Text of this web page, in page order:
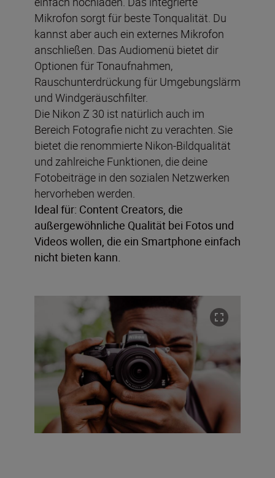
Mikrofon sorgt für beste Tonqualität. Du
kannst aber auch ein externes Mikrofon
anschließen. Das Audiomenü bietet dir
Optionen für Tonaufnahmen,
Rauschunterdrückung für Umgebungslärm
und Windgeräuschfilter.
Die Nikon Z 30 ist natürlich auch im
Bereich Fotografie nicht zu verachten. Sie
bietet die renommierte Nikon-Bildqualität
und zahlreiche Funktionen, die deine
Fotobeiträge in den sozialen Netzwerken
hervorheben werden.
Ideal für: Content Creators, die
außergewöhnliche Qualität bei Fotos und
Videos wollen, die ein Smartphone einfach
nicht bieten kann.